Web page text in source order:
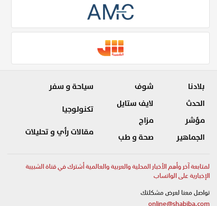
بلادنا
الحدث
مؤشر
الجماهير
شوف
لايف ستايل
مزاج
صحة و طب
سياحة و سفر
تكنولوجيا
مقالات رأي و تحليلات
لمتابعة آخر وأهم الأخبار المحلية والعربية والعالمية أشترك في قناة الشبيبة
الإخبارية على الواتساب
تواصل معنا لعرض مشكلتك